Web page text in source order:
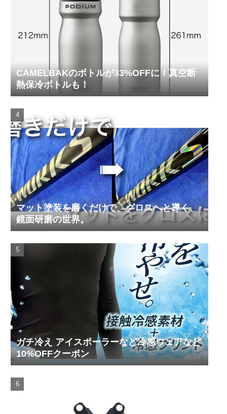
CAMELBAKのボトルが33%OFFに！真空断
熱保冷ボトルも！
マット塗装を磨くだけで、グロスへと導く、
鏡面研磨の世界。
ガチ冷え アイスポーラーなど冷感ウェアなど
10%OFFクーポン